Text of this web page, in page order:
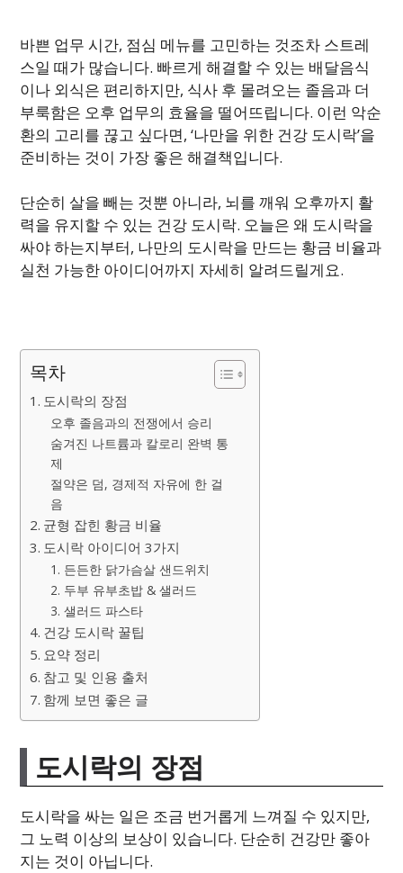
바쁜 업무 시간, 점심 메뉴를 고민하는 것조차 스트레
스일 때가 많습니다. 빠르게 해결할 수 있는 배달음식
이나 외식은 편리하지만, 식사 후 몰려오는 졸음과 더
부룩함은 오후 업무의 효율을 떨어뜨립니다. 이런 악순
환의 고리를 끊고 싶다면, ‘나만을 위한 건강 도시락’을
준비하는 것이 가장 좋은 해결책입니다.
단순히 살을 빼는 것뿐 아니라, 뇌를 깨워 오후까지 활
력을 유지할 수 있는 건강 도시락. 오늘은 왜 도시락을
싸야 하는지부터, 나만의 도시락을 만드는 황금 비율과
실천 가능한 아이디어까지 자세히 알려드릴게요.
목차
도시락의 장점
오후 졸음과의 전쟁에서 승리
숨겨진 나트륨과 칼로리 완벽 통
제
절약은 덤, 경제적 자유에 한 걸
음
균형 잡힌 황금 비율
도시락 아이디어 3가지
1. 든든한 닭가슴살 샌드위치
2. 두부 유부초밥 & 샐러드
3. 샐러드 파스타
건강 도시락 꿀팁
요약 정리
참고 및 인용 출처
함께 보면 좋은 글
도시락의 장점
도시락을 싸는 일은 조금 번거롭게 느껴질 수 있지만,
그 노력 이상의 보상이 있습니다. 단순히 건강만 좋아
지는 것이 아닙니다.